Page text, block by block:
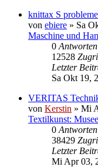
knittax S
von ebiere » Sa
Maschine und
0 Antworten
12528
Letzter
Sa Okt 19,
VERITAS
von Kerstin » Mi
Textilkunst:
0 Antworten
38429
Letzter
Mi Apr 03,